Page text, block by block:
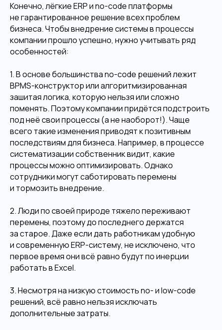
Конечно, лёгкие ERP и no-code платформы
не гарантированное решение всех проблем
бизнеса. Чтобы внедрение системы в процессы
компании прошло успешно, нужно учитывать ряд
особенностей:
1. В основе большинства no-code решений лежит
BPMS-конструктор или алгоритмизированная
зашитая логика, которую нельзя или сложно
поменять. Поэтому компании придётся подстроить
под неё свои процессы (а не наоборот!). Чаще
всего такие изменения приводят к позитивным
последствиям для бизнеса. Например, в процессе
систематизации собственник видит, какие
процессы можно оптимизировать. Однако
сотрудники могут саботировать перемены
и тормозить внедрение.
2. Люди по своей природе тяжело переживают
перемены, поэтому до последнего держатся
за старое. Даже если дать работникам удобную
и современную ERP-систему, не исключено, что
первое время они всё равно будут по инерции
работать в Excel.
3. Несмотря на низкую стоимость no- и low-code
решений, всё равно нельзя исключать
дополнительные затраты.